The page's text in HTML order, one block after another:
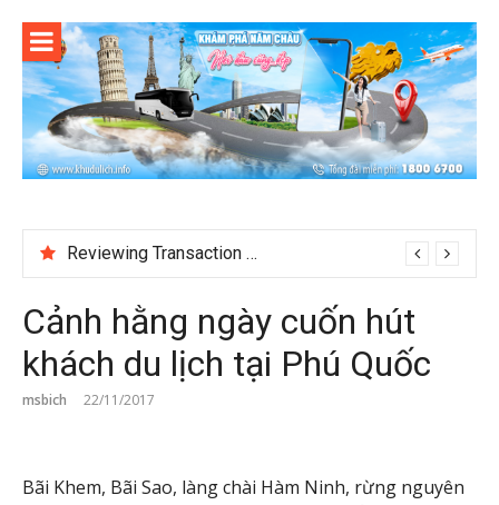
content
Reviewing Transaction History at BetNinja UK
Cảnh hằng ngày cuốn hút
khách du lịch tại Phú Quốc
msbich 22/11/2017
Bãi Khem, Bãi Sao, làng chài Hàm Ninh, rừng nguyên